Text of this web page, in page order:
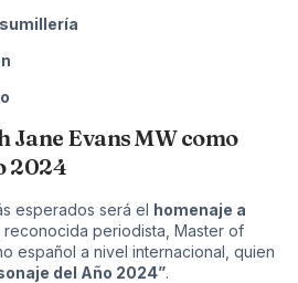
Jane Evans MW como
2024
esperados será el homenaje a
, reconocida periodista, Master of
español a nivel internacional, quien
del Año 2024”.